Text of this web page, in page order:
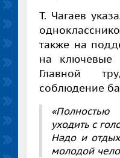
Т. Чагаев
также на
на ключевые
Главной
соблюдение
уходить с
Надо и
молодой